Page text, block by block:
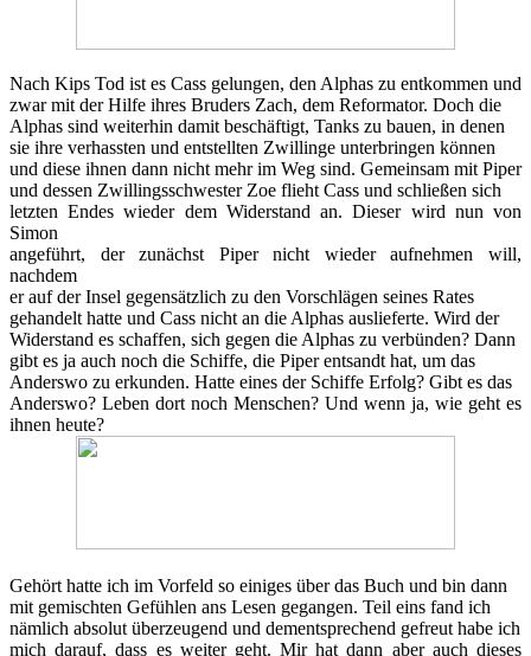
Nach Kips Tod ist es Cass gelungen, den Alphas zu entkommen und
zwar mit der Hilfe ihres Bruders Zach, dem Reformator. Doch die
Alphas sind weiterhin damit beschäftigt, Tanks zu bauen, in denen
sie ihre verhassten und entstellten Zwillinge unterbringen können
und diese ihnen dann nicht mehr im Weg sind. Gemeinsam mit Piper
und dessen Zwillingsschwester Zoe flieht Cass und schließen sich
letzten Endes wieder dem Widerstand an. Dieser wird nun von
Simon
angeführt, der zunächst Piper nicht wieder aufnehmen will,
nachdem
er auf der Insel gegensätzlich zu den Vorschlägen seines Rates
gehandelt hatte und Cass nicht an die Alphas auslieferte. Wird der
Widerstand es schaffen, sich gegen die Alphas zu verbünden? Dann
gibt es ja auch noch die Schiffe, die Piper entsandt hat, um das
Anderswo zu erkunden. Hatte eines der Schiffe Erfolg? Gibt es das
Anderswo? Leben dort noch Menschen? Und wenn ja, wie geht es
ihnen heute?
Gehört hatte ich im Vorfeld so einiges über das Buch und bin dann
mit gemischten Gefühlen ans Lesen gegangen. Teil eins fand ich
nämlich absolut überzeugend und dementsprechend gefreut habe ich
mich darauf, dass es weiter geht. Mir hat dann aber auch dieses